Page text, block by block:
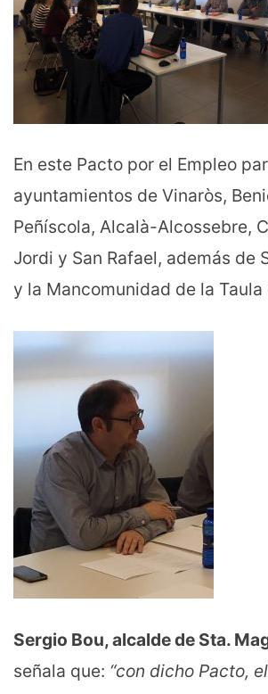
En este Pacto por el Empleo
ayuntamientos de Vinaròs,
Peñíscola, Alcalà-Alcossebre,
Jordi y San Rafael, además de
y la Mancomunidad de la Taula
Sergio Bou, alcalde de Sta.
señala que: “con dicho Pacto,